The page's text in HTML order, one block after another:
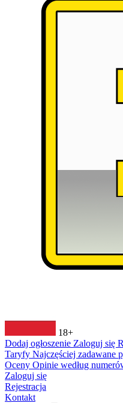
18+
Dodaj ogłoszenie Zaloguj się
Taryfy Najczęściej zadawane
Oceny Opinie według
Zaloguj się
Rejestracja
Kontakt